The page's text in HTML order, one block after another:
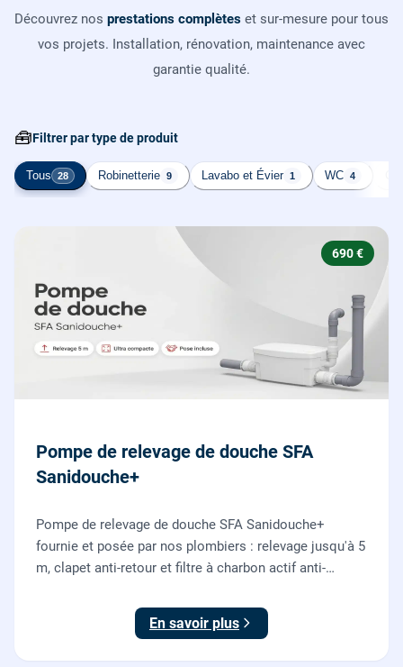
Découvrez nos prestations complètes et sur-mesure pour tous
vos projets. Installation, rénovation, maintenance avec
garantie qualité.
🧰Filtrer par type de produit
Tous 28 Robinetterie 9 Lavabo et Évier 1 WC 4
690 €
Pompe de relevage de douche SFA
Sanidouche+
Pompe de relevage de douche SFA Sanidouche+
fournie et posée par nos plombiers : relevage jusqu'à 5
m, clapet anti-retour et filtre à charbon actif anti-
En savoir plus